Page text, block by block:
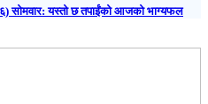
यस्तो छ तपाईंको आजको भाग्यफल